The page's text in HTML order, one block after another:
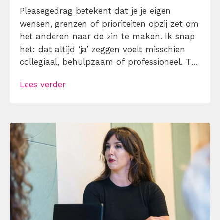
Pleasegedrag betekent dat je je eigen
wensen, grenzen of prioriteiten opzij zet om
het anderen naar de zin te maken. Ik snap
het: dat altijd ‘ja’ zeggen voelt misschien
collegiaal, behulpzaam of professioneel. Tot
andermans prioriteiten en je eigen werk
[…]
Lees verder